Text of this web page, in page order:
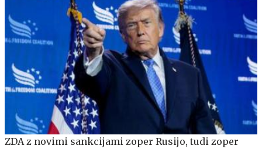
ZDA z novimi sankcijami zoper Rusijo, tudi zoper